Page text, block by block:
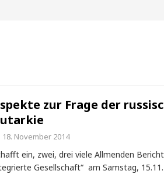
zur Frage der
18. November 2014
ein, zwei, drei viele Allmenden
Gesellschaft“ am Samstag,